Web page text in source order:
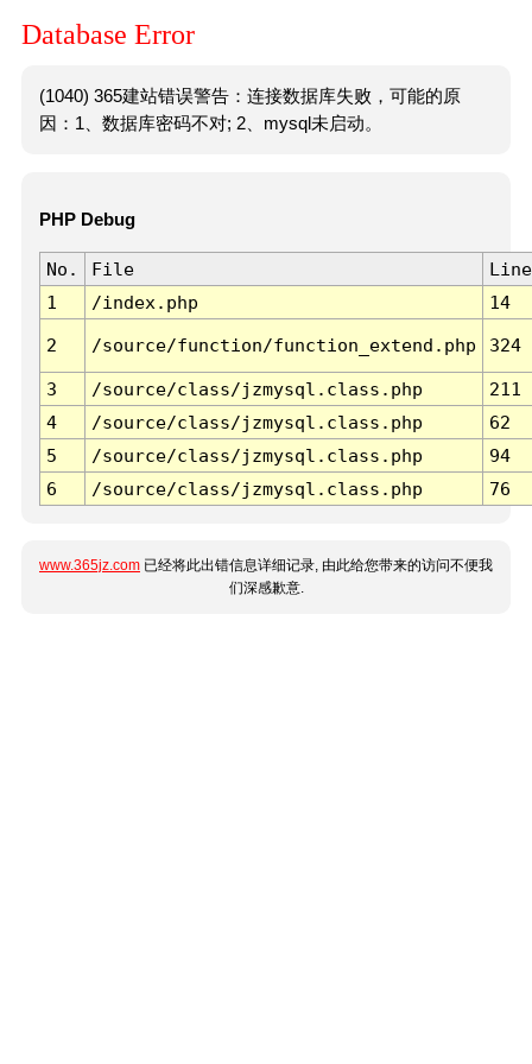
Database Error
(1040) 365建站错误警告：连接数据库失败，可能的原
因：1、数据库密码不对; 2、mysql未启动。
PHP Debug
No. File
Line
1
/index.php 14
2 /source/function/function_extend.php 324
3 /source/class/jzmysql.class.php
211
4
/source/class/jzmysql.class.php
62
5
/source/class/jzmysql.class.php
94
6
/source/class/jzmysql.class.php 76
www.365jz.com 已经将此出错信息详细记录, 由此给您带来的访问不便我
们深感歉意.